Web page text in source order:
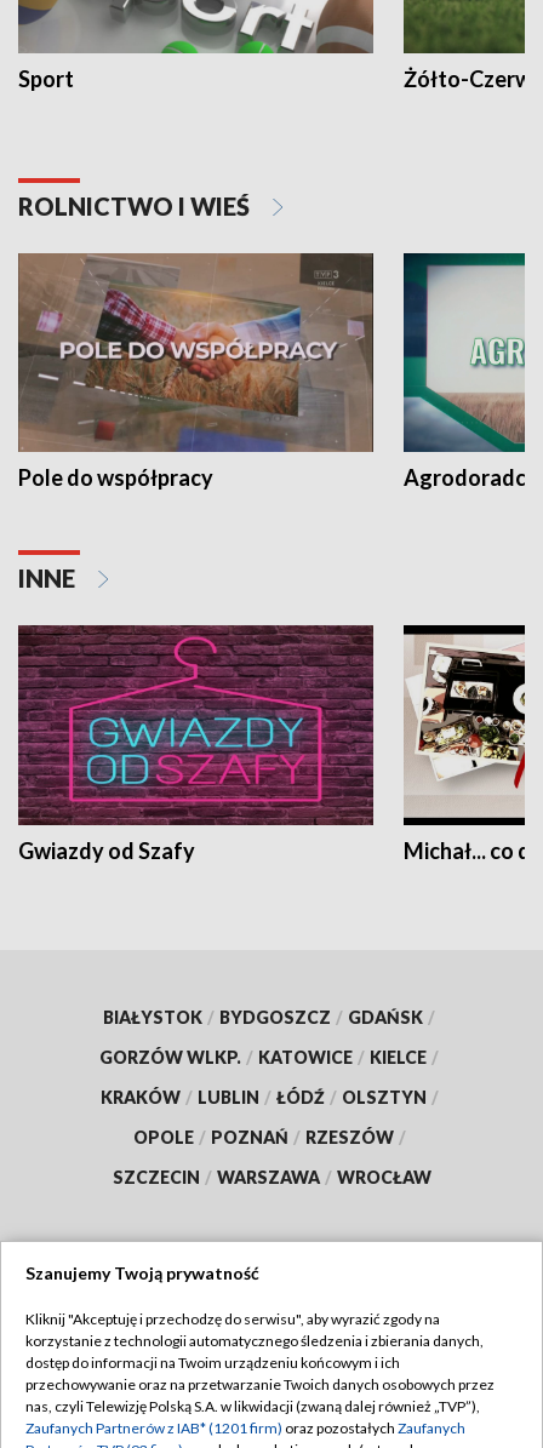
Sport Żółto-
ROLNICTWO I WIEŚ
Pole do współpracy Agrodoradcy
INNE
Gwiazdy od Szafy Michał... co
BIAŁYSTOK / BYDGOSZCZ / GDAŃSK /
GORZÓW WLKP. / KATOWICE / KIELCE /
KRAKÓW / LUBLIN / ŁÓDŹ / OLSZTYN /
OPOLE / POZNAŃ / RZESZÓW /
SZCZECIN / WARSZAWA / WROCŁAW
TVP
Abonament TVP
Emisja w TVP
Regulamin TVP
Polityka prywatności
Szanujemy Twoją prywatność
Kliknij "Akceptuję i przechodzę do serwisu", aby wyrazić zgody na
korzystanie z technologii automatycznego śledzenia i zbierania danych,
dostęp do informacji na Twoim urządzeniu końcowym i ich
przechowywanie oraz na przetwarzanie Twoich danych osobowych przez
nas, czyli Telewizję Polską S.A. w likwidacji (zwaną dalej również „TVP”),
Zaufanych Partnerów z IAB* (1201 firm) oraz pozostałych Zaufanych